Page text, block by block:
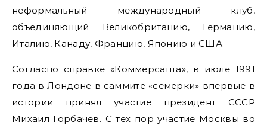
неформальный международный клуб,
объединяющий Великобританию, Германию,
Италию, Канаду, Францию, Японию и США.
Согласно справке «Коммерсанта», в июле 1991
года в Лондоне в саммите «семерки» впервые в
истории принял участие президент СССР
Михаил Горбачев. С тех пор участие Москвы во